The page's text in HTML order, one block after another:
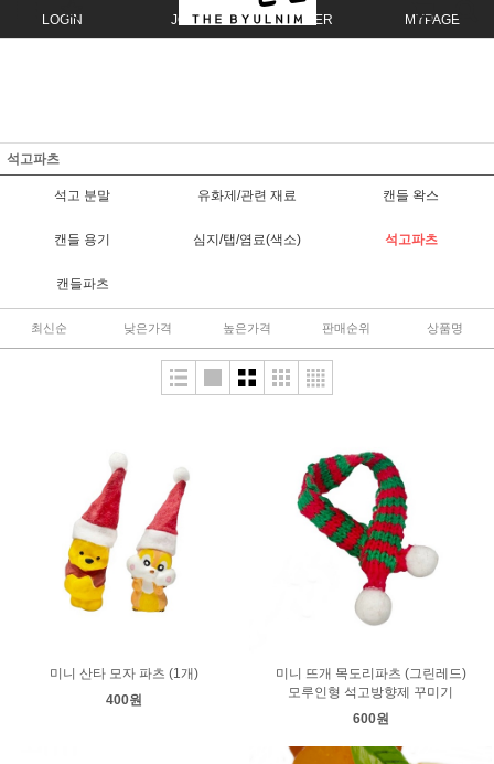
LOGIN JOIN ORDER MYPAGE
석고파츠
석고 분말 유화제/관련 재료 캔들 왁스
캔들 용기 심지/탭/염료(색소) 석고파츠
캔들파츠
최신순 낮은가격 높은가격 판매순위 상품명
미니 산타 모자 파츠 (1개)
400원
미니 뜨개 목도리파츠 (그린레드)
모루인형 석고방향제 꾸미기
600원